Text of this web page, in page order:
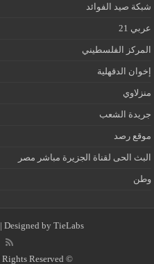
شبكة صيد الفوائد
عربي 21
المركز الفلسطيني
إخوان الدقهلية
منزلاوي
جريدة الشعب
موقع رصد
البث الحى لقناة الجزيرة مباشر مصر
وطن
| Designed by TieLabs
© Copyright 2026, All Rights Reserved